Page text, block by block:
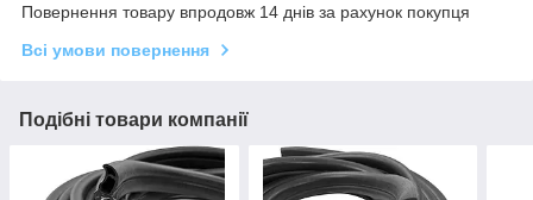
Повернення товару впродовж 14 днів за рахунок покупця
Всі умови повернення
Подібні товари компанії